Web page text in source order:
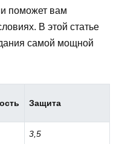
поможет вам
В этой статье
самой мощной
Защита
3,5